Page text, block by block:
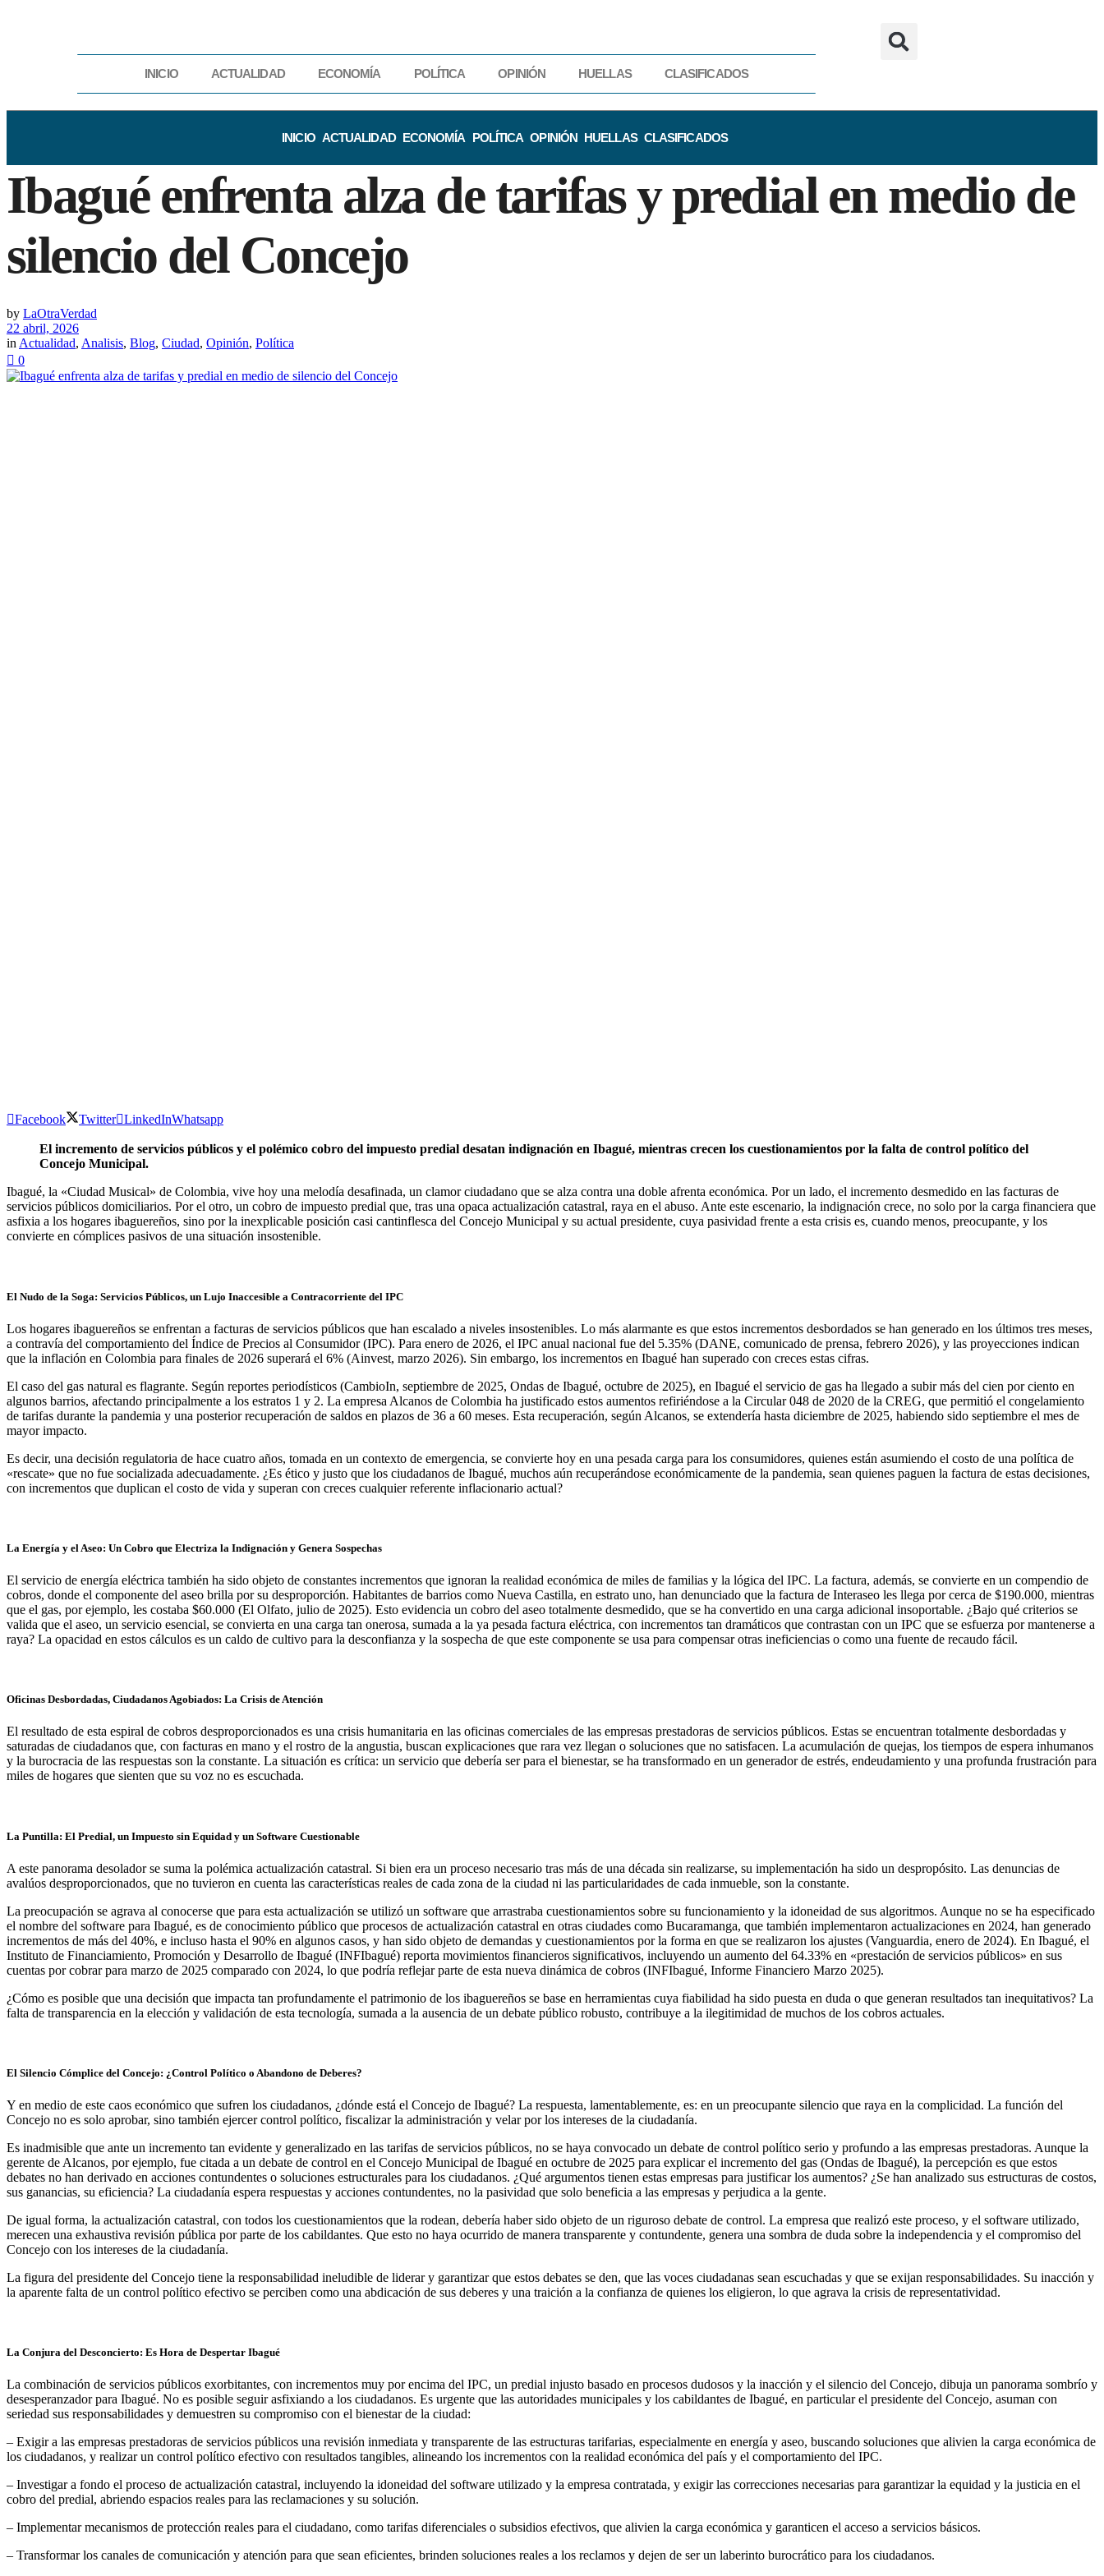
INICIO ACTUALIDAD ECONOMÍA POLÍTICA OPINIÓN HUELLAS CLASIFICADOS
INICIO ACTUALIDAD ECONOMÍA POLÍTICA OPINIÓN HUELLAS CLASIFICADOS
Ibagué enfrenta alza de tarifas y predial en medio de
silencio del Concejo
by LaOtraVerdad
22 abril, 2026
in Actualidad, Analisis, Blog, Ciudad, Opinión, Política
0
Facebook Twitter LinkedInWhatsapp
El incremento de servicios públicos y el polémico cobro del impuesto predial desatan indignación en Ibagué, mientras crecen los cuestionamientos por la falta de control político del
Concejo Municipal.
Ibagué, la «Ciudad Musical» de Colombia, vive hoy una melodía desafinada, un clamor ciudadano que se alza contra una doble afrenta económica. Por un lado, el incremento desmedido en las facturas de
servicios públicos domiciliarios. Por el otro, un cobro de impuesto predial que, tras una opaca actualización catastral, raya en el abuso. Ante este escenario, la indignación crece, no solo por la carga financiera que
asfixia a los hogares ibaguereños, sino por la inexplicable posición casi cantinflesca del Concejo Municipal y su actual presidente, cuya pasividad frente a esta crisis es, cuando menos, preocupante, y los
convierte en cómplices pasivos de una situación insostenible.
El Nudo de la Soga: Servicios Públicos, un Lujo Inaccesible a Contracorriente del IPC
Los hogares ibaguereños se enfrentan a facturas de servicios públicos que han escalado a niveles insostenibles. Lo más alarmante es que estos incrementos desbordados se han generado en los últimos tres meses,
a contravía del comportamiento del Índice de Precios al Consumidor (IPC). Para enero de 2026, el IPC anual nacional fue del 5.35% (DANE, comunicado de prensa, febrero 2026), y las proyecciones indican
que la inflación en Colombia para finales de 2026 superará el 6% (Ainvest, marzo 2026). Sin embargo, los incrementos en Ibagué han superado con creces estas cifras.
El caso del gas natural es flagrante. Según reportes periodísticos (CambioIn, septiembre de 2025, Ondas de Ibagué, octubre de 2025), en Ibagué el servicio de gas ha llegado a subir más del cien por ciento en
algunos barrios, afectando principalmente a los estratos 1 y 2. La empresa Alcanos de Colombia ha justificado estos aumentos refiriéndose a la Circular 048 de 2020 de la CREG, que permitió el congelamiento
de tarifas durante la pandemia y una posterior recuperación de saldos en plazos de 36 a 60 meses. Esta recuperación, según Alcanos, se extendería hasta diciembre de 2025, habiendo sido septiembre el mes de
mayor impacto.
Es decir, una decisión regulatoria de hace cuatro años, tomada en un contexto de emergencia, se convierte hoy en una pesada carga para los consumidores, quienes están asumiendo el costo de una política de
«rescate» que no fue socializada adecuadamente. ¿Es ético y justo que los ciudadanos de Ibagué, muchos aún recuperándose económicamente de la pandemia, sean quienes paguen la factura de estas decisiones,
con incrementos que duplican el costo de vida y superan con creces cualquier referente inflacionario actual?
La Energía y el Aseo: Un Cobro que Electriza la Indignación y Genera Sospechas
El servicio de energía eléctrica también ha sido objeto de constantes incrementos que ignoran la realidad económica de miles de familias y la lógica del IPC. La factura, además, se convierte en un compendio de
cobros, donde el componente del aseo brilla por su desproporción. Habitantes de barrios como Nueva Castilla, en estrato uno, han denunciado que la factura de Interaseo les llega por cerca de $190.000, mientras
que el gas, por ejemplo, les costaba $60.000 (El Olfato, julio de 2025). Esto evidencia un cobro del aseo totalmente desmedido, que se ha convertido en una carga adicional insoportable. ¿Bajo qué criterios se
valida que el aseo, un servicio esencial, se convierta en una carga tan onerosa, sumada a la ya pesada factura eléctrica, con incrementos tan dramáticos que contrastan con un IPC que se esfuerza por mantenerse a
raya? La opacidad en estos cálculos es un caldo de cultivo para la desconfianza y la sospecha de que este componente se usa para compensar otras ineficiencias o como una fuente de recaudo fácil.
Oficinas Desbordadas, Ciudadanos Agobiados: La Crisis de Atención
El resultado de esta espiral de cobros desproporcionados es una crisis humanitaria en las oficinas comerciales de las empresas prestadoras de servicios públicos. Estas se encuentran totalmente desbordadas y
saturadas de ciudadanos que, con facturas en mano y el rostro de la angustia, buscan explicaciones que rara vez llegan o soluciones que no satisfacen. La acumulación de quejas, los tiempos de espera inhumanos
y la burocracia de las respuestas son la constante. La situación es crítica: un servicio que debería ser para el bienestar, se ha transformado en un generador de estrés, endeudamiento y una profunda frustración para
miles de hogares que sienten que su voz no es escuchada.
La Puntilla: El Predial, un Impuesto sin Equidad y un Software Cuestionable
A este panorama desolador se suma la polémica actualización catastral. Si bien era un proceso necesario tras más de una década sin realizarse, su implementación ha sido un despropósito. Las denuncias de
avalúos desproporcionados, que no tuvieron en cuenta las características reales de cada zona de la ciudad ni las particularidades de cada inmueble, son la constante.
La preocupación se agrava al conocerse que para esta actualización se utilizó un software que arrastraba cuestionamientos sobre su funcionamiento y la idoneidad de sus algoritmos. Aunque no se ha especificado
el nombre del software para Ibagué, es de conocimiento público que procesos de actualización catastral en otras ciudades como Bucaramanga, que también implementaron actualizaciones en 2024, han generado
incrementos de más del 40%, e incluso hasta el 90% en algunos casos, y han sido objeto de demandas y cuestionamientos por la forma en que se realizaron los ajustes (Vanguardia, enero de 2024). En Ibagué, el
Instituto de Financiamiento, Promoción y Desarrollo de Ibagué (INFIbagué) reporta movimientos financieros significativos, incluyendo un aumento del 64.33% en «prestación de servicios públicos» en sus
cuentas por cobrar para marzo de 2025 comparado con 2024, lo que podría reflejar parte de esta nueva dinámica de cobros (INFIbagué, Informe Financiero Marzo 2025).
¿Cómo es posible que una decisión que impacta tan profundamente el patrimonio de los ibaguereños se base en herramientas cuya fiabilidad ha sido puesta en duda o que generan resultados tan inequitativos? La
falta de transparencia en la elección y validación de esta tecnología, sumada a la ausencia de un debate público robusto, contribuye a la ilegitimidad de muchos de los cobros actuales.
El Silencio Cómplice del Concejo: ¿Control Político o Abandono de Deberes?
Y en medio de este caos económico que sufren los ciudadanos, ¿dónde está el Concejo de Ibagué? La respuesta, lamentablemente, es: en un preocupante silencio que raya en la complicidad. La función del
Concejo no es solo aprobar, sino también ejercer control político, fiscalizar la administración y velar por los intereses de la ciudadanía.
Es inadmisible que ante un incremento tan evidente y generalizado en las tarifas de servicios públicos, no se haya convocado un debate de control político serio y profundo a las empresas prestadoras. Aunque la
gerente de Alcanos, por ejemplo, fue citada a un debate de control en el Concejo Municipal de Ibagué en octubre de 2025 para explicar el incremento del gas (Ondas de Ibagué), la percepción es que estos
debates no han derivado en acciones contundentes o soluciones estructurales para los ciudadanos. ¿Qué argumentos tienen estas empresas para justificar los aumentos? ¿Se han analizado sus estructuras de costos,
sus ganancias, su eficiencia? La ciudadanía espera respuestas y acciones contundentes, no la pasividad que solo beneficia a las empresas y perjudica a la gente.
De igual forma, la actualización catastral, con todos los cuestionamientos que la rodean, debería haber sido objeto de un riguroso debate de control. La empresa que realizó este proceso, y el software utilizado,
merecen una exhaustiva revisión pública por parte de los cabildantes. Que esto no haya ocurrido de manera transparente y contundente, genera una sombra de duda sobre la independencia y el compromiso del
Concejo con los intereses de la ciudadanía.
La figura del presidente del Concejo tiene la responsabilidad ineludible de liderar y garantizar que estos debates se den, que las voces ciudadanas sean escuchadas y que se exijan responsabilidades. Su inacción y
la aparente falta de un control político efectivo se perciben como una abdicación de sus deberes y una traición a la confianza de quienes los eligieron, lo que agrava la crisis de representatividad.
La Conjura del Desconcierto: Es Hora de Despertar Ibagué
La combinación de servicios públicos exorbitantes, con incrementos muy por encima del IPC, un predial injusto basado en procesos dudosos y la inacción y el silencio del Concejo, dibuja un panorama sombrío y
desesperanzador para Ibagué. No es posible seguir asfixiando a los ciudadanos. Es urgente que las autoridades municipales y los cabildantes de Ibagué, en particular el presidente del Concejo, asuman con
seriedad sus responsabilidades y demuestren su compromiso con el bienestar de la ciudad:
– Exigir a las empresas prestadoras de servicios públicos una revisión inmediata y transparente de las estructuras tarifarias, especialmente en energía y aseo, buscando soluciones que alivien la carga económica de
los ciudadanos, y realizar un control político efectivo con resultados tangibles, alineando los incrementos con la realidad económica del país y el comportamiento del IPC.
– Investigar a fondo el proceso de actualización catastral, incluyendo la idoneidad del software utilizado y la empresa contratada, y exigir las correcciones necesarias para garantizar la equidad y la justicia en el
cobro del predial, abriendo espacios reales para las reclamaciones y su solución.
– Implementar mecanismos de protección reales para el ciudadano, como tarifas diferenciales o subsidios efectivos, que alivien la carga económica y garanticen el acceso a servicios básicos.
– Transformar los canales de comunicación y atención para que sean eficientes, brinden soluciones reales a los reclamos y dejen de ser un laberinto burocrático para los ciudadanos.